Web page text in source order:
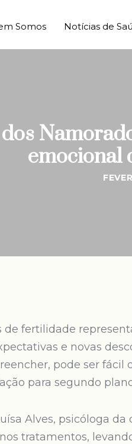
Somos Notícias de
emocional
de fertilidade
e novas
pode ser fácil
para segundo
Alves, psicóloga
tratamentos,